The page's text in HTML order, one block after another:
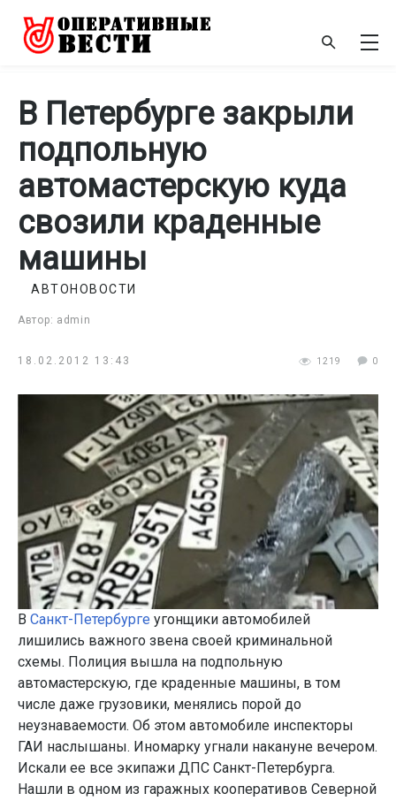
В Петербурге закрыли
подпольную
автомастерскую куда
свозили краденные
машины
Автор: admin
АВТОНОВОСТИ
18.02.2012 13:43 1219 0
В Санкт-Петербурге угонщики автомобилей
лишились важного звена своей криминальной
схемы. Полиция вышла на подпольную
автомастерскую, где краденные машины, в том
числе даже грузовики, менялись порой до
неузнаваемости. Об этом автомобиле инспекторы
ГАИ наслышаны. Иномарку угнали накануне вечером.
Искали ее все экипажи ДПС Санкт-Петербурга.
Нашли в одном из гаражных кооперативов Северной